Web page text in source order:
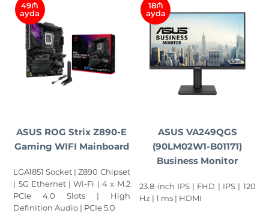
49₼
ayda
ASUS ROG Strix Z890-E
Gaming WIFI Mainboard
LGA1851 Socket | Z890 Chipset
| 5G Ethernet | Wi-Fi | 4 x M.2
PCIe 4.0 Slots | High
Definition Audio | PCIe 5.0
18₼
ayda
ASUS VA249QGS
(90LM02W1-B01171)
Business Monitor
23.8-inch IPS | FHD | IPS | 120
Hz | 1 ms | HDMI